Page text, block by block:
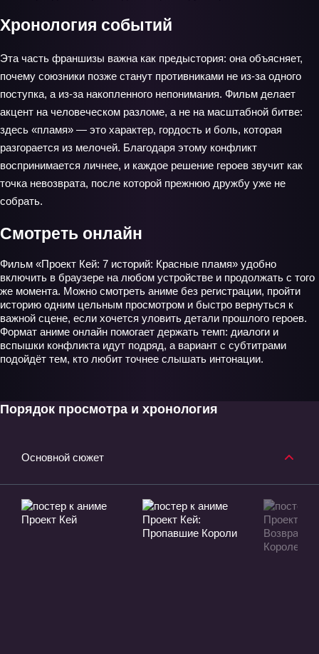
Хронология событий
Эта часть франшизы важна как предыстория: она объясняет,
почему союзники позже станут противниками не из‑за одного
поступка, а из‑за накопленного непонимания. Фильм делает
акцент на человеческом разломе, а не на масштабной битве:
здесь «пламя» — это характер, гордость и боль, которая
разгорается из мелочей. Благодаря этому конфликт
воспринимается личнее, и каждое решение героев звучит как
точка невозврата, после которой прежнюю дружбу уже не
собрать.
Смотреть онлайн
Фильм «Проект Кей: 7 историй: Красные пламя» удобно
включить в браузере на любом устройстве и продолжать с того
же момента. Можно смотреть аниме без регистрации, пройти
историю одним цельным просмотром и быстро вернуться к
важной сцене, если хочется уловить детали прошлого героев.
Формат аниме онлайн помогает держать темп: диалоги и
вспышки конфликта идут подряд, а вариант с субтитрами
подойдёт тем, кто любит точнее слышать интонации.
Порядок просмотра и хронология
Основной сюжет